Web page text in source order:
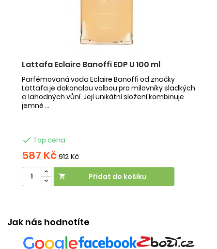
Lattafa Eclaire Banoffi EDP U 100 ml
Parfémovaná voda Eclaire Banoffi od značky
Lattafa je dokonalou volbou pro milovníky sladkých
a lahodných vůní. Její unikátní složení kombinuje
jemné ...
 Top cena
587 Kč912 Kč
 Přidat do košíku
Jak nás hodnotíte